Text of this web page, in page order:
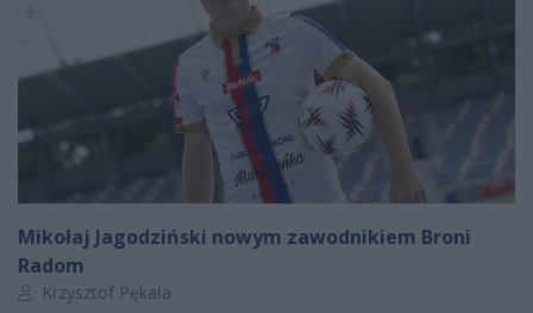
Mikołaj Jagodziński nowym zawodnikiem Broni
Radom
Autor artykułu:
Krzysztof Pękała